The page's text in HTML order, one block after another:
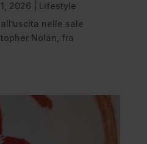
2026
Lifestyle
nelle sale
Nolan, fra